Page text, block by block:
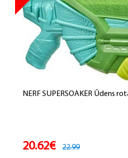
NERF SUPERSOAKER Ūdens
20.62€ 22.99